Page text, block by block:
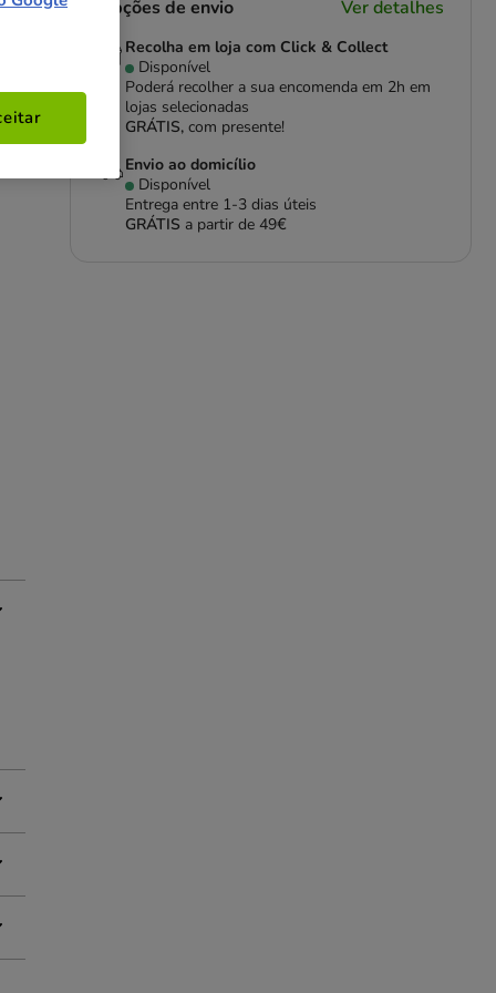
Opções de envio Ver detalhes
Recolha em loja com Click & Collect
Disponível
Poderá recolher a sua encomenda em 2h em
lojas selecionadas
GRÁTIS,com presente!
Envio ao domicílio
Disponível
Entrega entre 1-3 dias úteis
GRÁTIS a partir de 49€